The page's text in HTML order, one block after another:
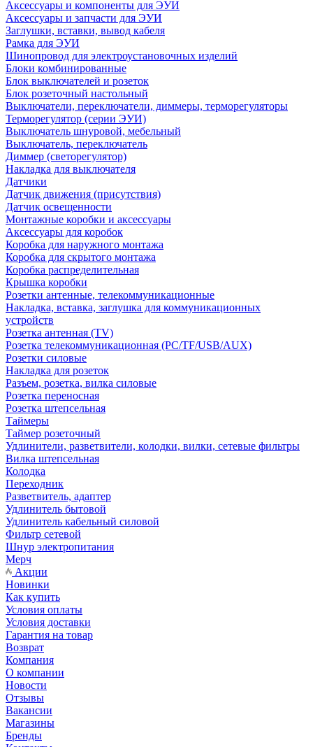
Аксессуары и компоненты для ЭУИ
Аксессуары и запчасти для ЭУИ
Заглушки, вставки, вывод кабеля
Рамка для ЭУИ
Шинопровод для электроустановочных изделий
Блоки комбинированные
Блок выключателей и розеток
Блок розеточный настольный
Выключатели, переключатели, диммеры, терморегуляторы
Терморегулятор (серии ЭУИ)
Выключатель шнуровой, мебельный
Выключатель, переключатель
Диммер (светорегулятор)
Накладка для выключателя
Датчики
Датчик движения (присутствия)
Датчик освещенности
Монтажные коробки и аксессуары
Аксессуары для коробок
Коробка для наружного монтажа
Коробка для скрытого монтажа
Коробка распределительная
Крышка коробки
Розетки антенные, телекоммуникационные
Накладка, вставка, заглушка для коммуникационных
устройств
Розетка антенная (TV)
Розетка телекоммуникационная (PC/TF/USB/AUX)
Розетки силовые
Накладка для розеток
Разъем, розетка, вилка силовые
Розетка переносная
Розетка штепсельная
Таймеры
Таймер розеточный
Удлинители, разветвители, колодки, вилки, сетевые фильтры
Вилка штепсельная
Колодка
Переходник
Разветвитель, адаптер
Удлинитель бытовой
Удлинитель кабельный силовой
Фильтр сетевой
Шнур электропитания
Мерч
Акции
Новинки
Как купить
Условия оплаты
Условия доставки
Гарантия на товар
Возврат
Компания
О компании
Новости
Отзывы
Вакансии
Магазины
Бренды